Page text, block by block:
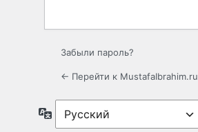
Забыли пароль?
← Перейти к MustafaIbrahim.ru
Язык